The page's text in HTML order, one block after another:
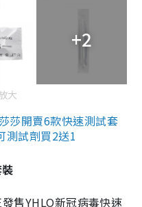
+2
大
莎開賣6款快速測試套
測試劑買2送1
售YHLO新冠病毒快速